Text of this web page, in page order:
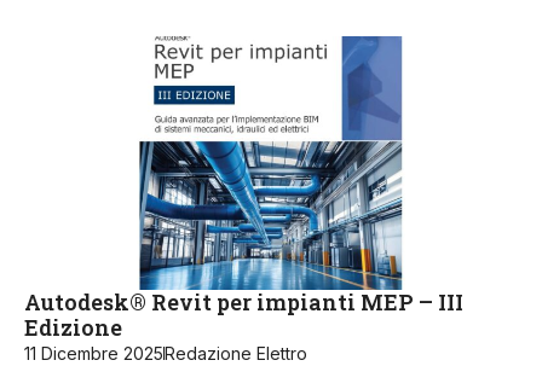
Autodesk® Revit per impianti MEP – III
Edizione
11 Dicembre 2025Redazione Elettro